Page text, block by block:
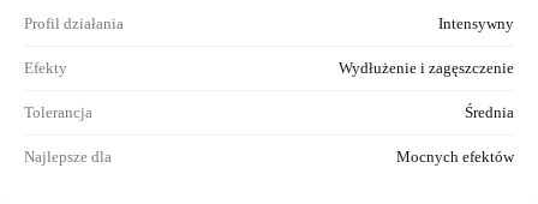
Profil działania Intensywny
Efekty Wydłużenie i zagęszczenie
Tolerancja Średnia
Najlepsze dla Mocnych efektów